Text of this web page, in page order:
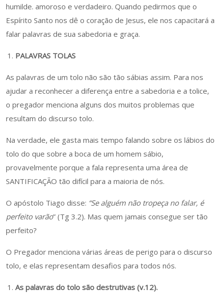
humilde. amoroso e verdadeiro. Quando pedirmos que o
Espírito Santo nos dê o coração de Jesus, ele nos capacitará a
falar palavras de sua sabedoria e graça.
PALAVRAS TOLAS
As palavras de um tolo não são tão sábias assim. Para nos
ajudar a reconhecer a diferença entre a sabedoria e a tolice,
o pregador menciona alguns dos muitos problemas que
resultam do discurso tolo.
Na verdade, ele gasta mais tempo falando sobre os lábios do
tolo do que sobre a boca de um homem sábio,
provavelmente porque a fala representa uma área de
SANTIFICAÇÃO tão difícil para a maioria de nós.
O apóstolo Tiago disse: “Se alguém não tropeça no falar, é
perfeito varão” (Tg 3.2). Mas quem jamais consegue ser tão
perfeito?
O Pregador menciona várias áreas de perigo para o discurso
tolo, e elas representam desafios para todos nós.
As palavras do tolo são destrutivas (v.12).